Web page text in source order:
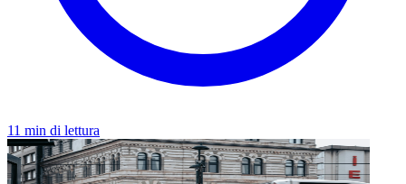
11 min di lettura